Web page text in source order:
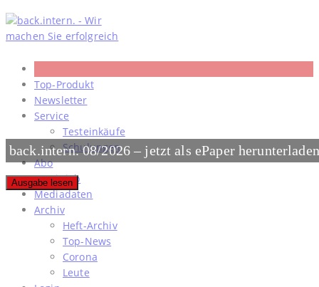
Skip
to
content
Top-Produkt
Newsletter
Service
Testeinkäufe
Schulungen
Abo
#meinjob
Mediadaten
Archiv
Heft-Archiv
Top-News
Corona
Leute
back.intern. 08/2026 – jetzt als ePaper herunterladen
Ausgabe lesen